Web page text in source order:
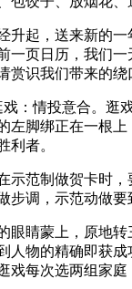
起，送来新的一
一页日历，我们
赏识我们带来的绕
情投意合。逛
左脚绑正在一根
利者。
范制做贺卡时，
步调，示范动做要
睛蒙上，原地转
人物的精确即获
戏每次选两组家庭